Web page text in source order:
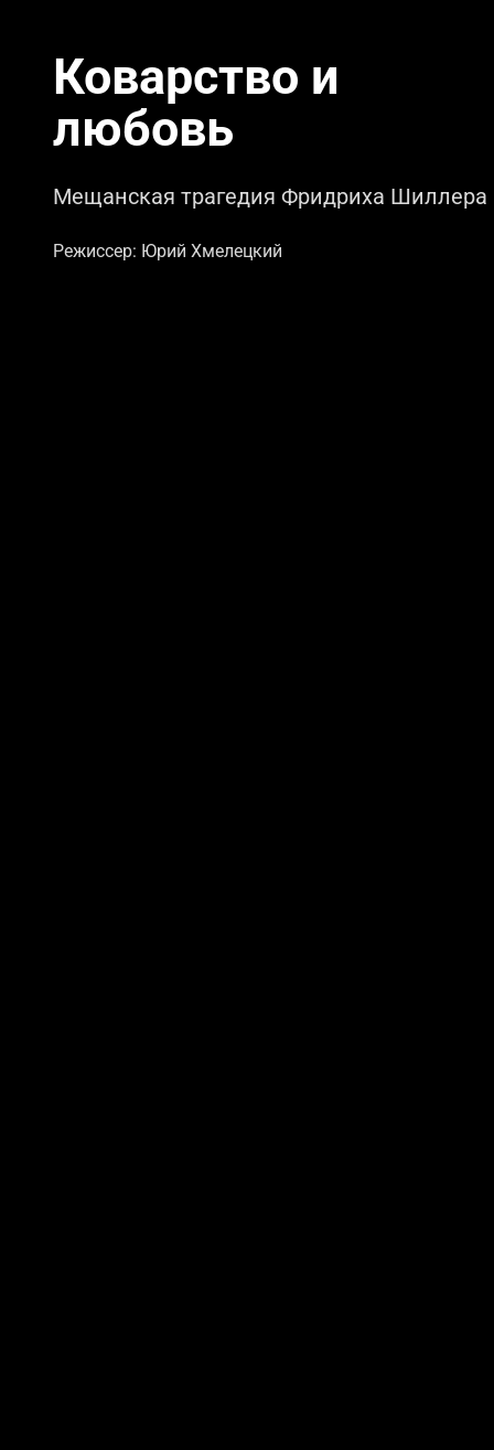
Коварство и
любовь
Мещанская трагедия Фридриха Шиллера
Режиссер: Юрий Хмелецкий